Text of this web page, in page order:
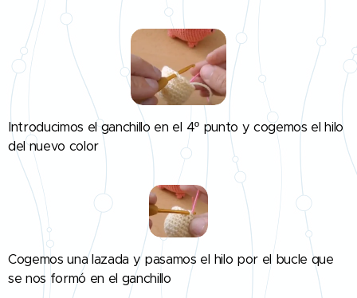
Introducimos el ganchillo en el 4º punto y cogemos el hilo
del nuevo color 👇
Cogemos una lazada y pasamos el hilo por el bucle que
se nos formó en el ganchillo 👇